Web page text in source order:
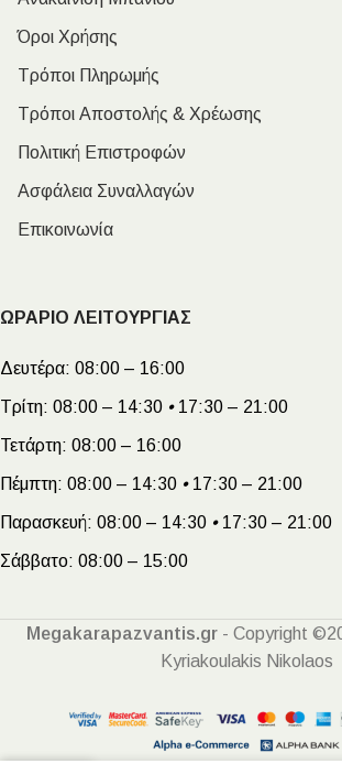
Όροι Χρήσης
Τρόποι Πληρωμής
Τρόποι Αποστολής & Χρέωσης
Πολιτική Επιστροφών
Ασφάλεια Συναλλαγών
Επικοινωνία
ΩΡΑΡΙΟ ΛΕΙΤΟΥΡΓΙΑΣ
Δευτέρα: 08:00 – 16:00
Τρίτη: 08:00 – 14:30 •17:30 – 21:00
Τετάρτη: 08:00 – 16:00
Πέμπτη: 08:00 – 14:30 •17:30 – 21:00
Παρασκευή: 08:00 – 14:30 •17:30 – 21:00
Σάββατο: 08:00 – 15:00
Megakarapazvantis.gr- Copyright
Kyriakoulakis Nikolaos